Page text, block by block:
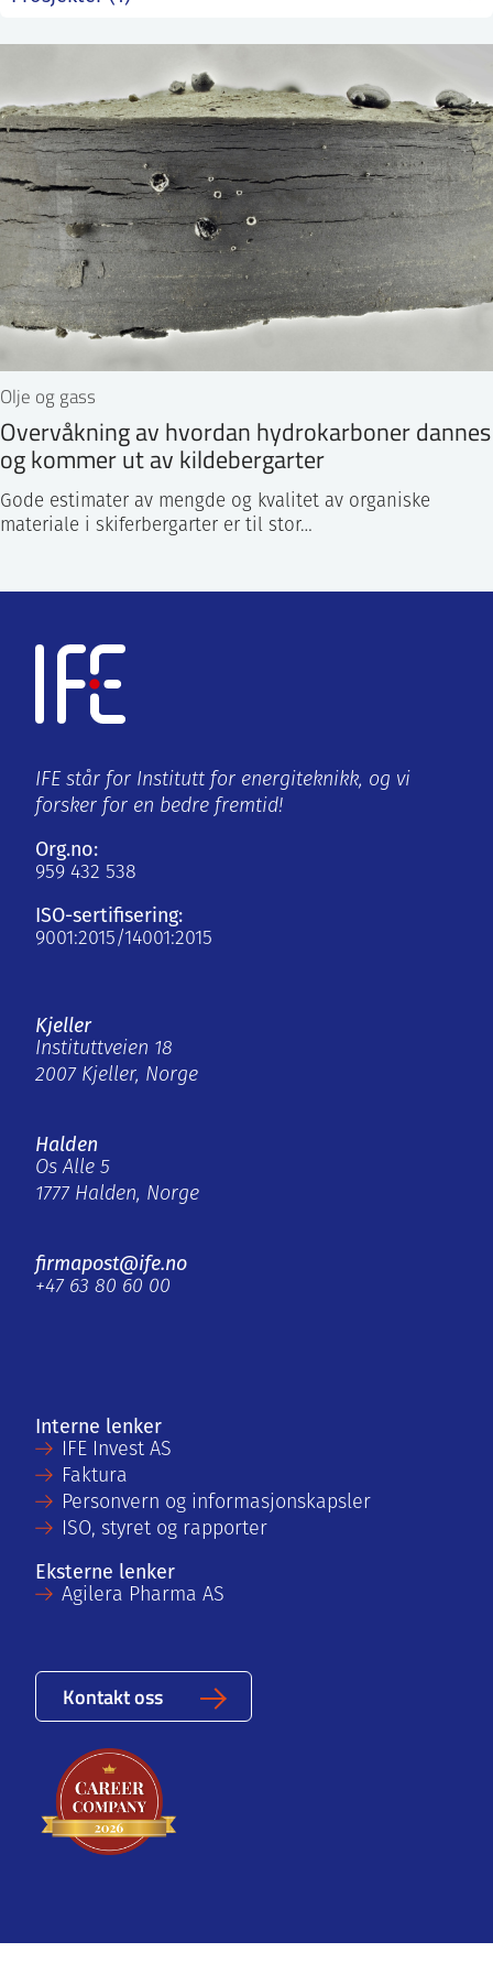
PRESSE ENGLISH
Olje og gass
Overvåkning av hvordan hydrokarboner dannes
og kommer ut av kildebergarter
Gode estimater av mengde og kvalitet av organiske
materiale i skiferbergarter er til stor…
IFE står for Institutt for energiteknikk, og vi
forsker for en bedre fremtid!
Org.no:
959 432 538
ISO-sertifisering:
9001:2015/14001:2015
Kjeller
Instituttveien 18
2007 Kjeller, Norge
Halden
Os Alle 5
1777 Halden, Norge
firmapost@ife.no
+47 63 80 60 00
Interne lenker
IFE Invest AS
Faktura
Personvern og informasjonskapsler
ISO, styret og rapporter
Eksterne lenker
Agilera Pharma AS
Kontakt oss